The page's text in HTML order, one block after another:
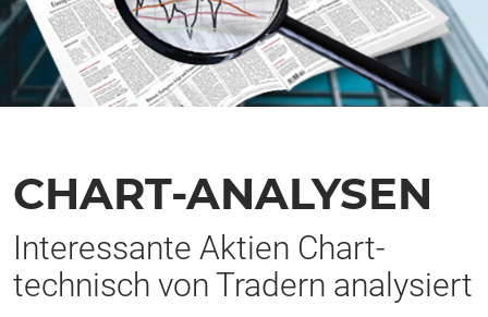
CHART-ANALYSEN
Interessante Aktien Chart-
technisch von Tradern analysiert